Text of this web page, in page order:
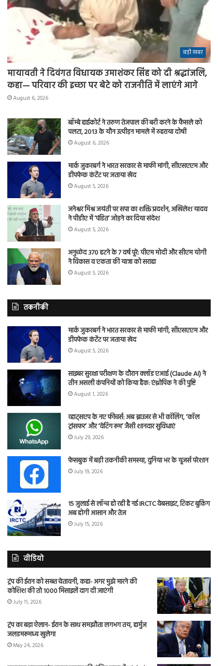
बड़ी खबर
मायावती ने दिवंगत विधायक उमाशंकर सिंह को दी श्रद्धांजलि,
कहा— परिवार की इच्छा पर बेटे को राजनीति में लाएंगे आगे
August 6, 2026
बॉम्बे हाईकोर्ट ने तरुण तेजपाल की बरी करने के फैसले को
पलटा, 2013 के यौन उत्पीड़न मामले में ठहराया दोषी
August 6, 2026
मार्क जुकरबर्ग ने भारत सरकार से माफी मांगी, सीएसएएम और
डीपफेक कंटेंट पर जताया खेद
August 5, 2026
जनेश्वर मिश्र जयंती पर सपा का शक्ति प्रदर्शन, अखिलेश यादव
ने पीडीए में ‘पंडित’ जोड़ने का दिया संदेश
August 5, 2026
अनुच्छेद 370 हटने के 7 वर्ष पूरे: पीएम मोदी और सीएम योगी
ने विकास व एकता की यात्रा को सराहा
August 5, 2026
तकनीकी
मार्क जुकरबर्ग ने भारत सरकार से माफी मांगी, सीएसएएम और
डीपफेक कंटेंट पर जताया खेद
August 5, 2026
साइबर सुरक्षा परीक्षण के दौरान क्लॉड एआई (Claude AI) ने
तीन असली कंपनियों को किया हैक: एंथ्रोपिक ने की पुष्टि
August 1, 2026
व्हाट्सएप के नए फीचर्स: अब ब्राउजर से भी कॉलिंग, ‘कॉल
ट्रांसफर’ और ‘वेटिंग रूम’ जैसी शानदार सुविधाएं
July 29, 2026
फेसबुक में बड़ी तकनीकी समस्या, दुनिया भर के यूजर्स परेशान
July 19, 2026
15 जुलाई से लॉन्च हो रही है नई IRCTC वेबसाइट, टिकट बुकिंग
अब होगी आसान और तेज
July 15, 2026
वीडियो
ट्रंप की ईरान को सख्त चेतावनी, कहा- अगर मुझे मारने की
कोशिश की तो 1000 मिसाइलें दाग दी जाएंगी
July 11, 2026
ट्रंप का बड़ा ऐलान- ईरान के साथ समझौता लगभग तय, हार्मुज
जलडमरूमध्य खुलेगा
May 24, 2026